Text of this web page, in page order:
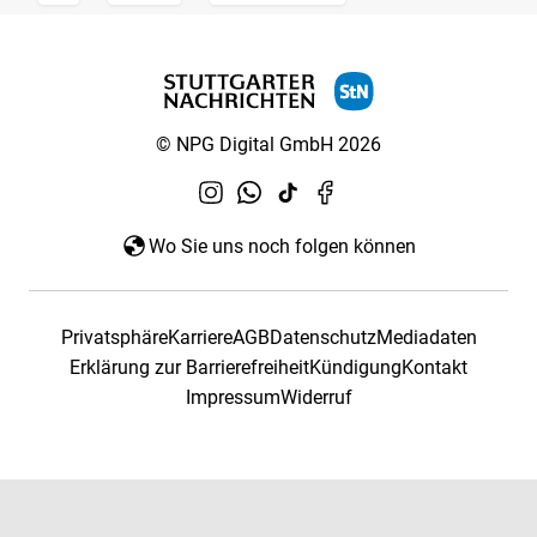
© NPG Digital GmbH 2026
Wo Sie uns noch folgen können
PrivatsphäreKarriereAGBDatenschutzMediadaten
Erklärung zur BarrierefreiheitKündigungKontakt
ImpressumWiderruf